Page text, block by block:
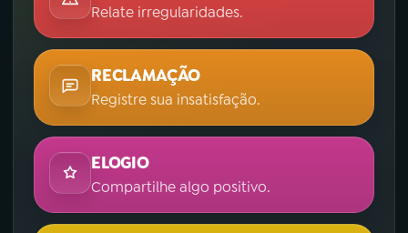
Relate irregularidades.
RECLAMAÇÃO
Registre sua insatisfação.
ELOGIO
Compartilhe algo positivo.